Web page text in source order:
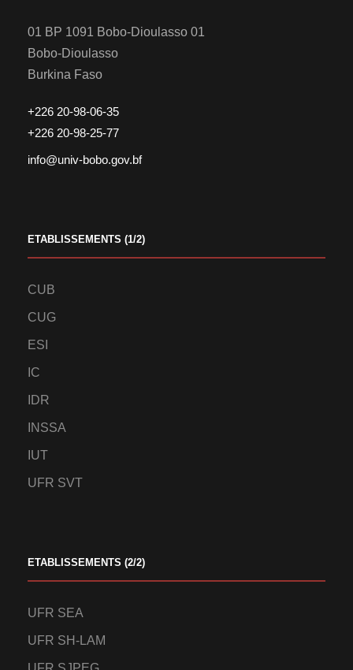
01 BP 1091 Bobo-Dioulasso 01
Bobo-Dioulasso
Burkina Faso
+226 20-98-06-35
+226 20-98-25-77
info@univ-bobo.gov.bf
ETABLISSEMENTS (1/2)
CUB
CUG
ESI
IC
IDR
INSSA
IUT
UFR SVT
ETABLISSEMENTS (2/2)
UFR SEA
UFR SH-LAM